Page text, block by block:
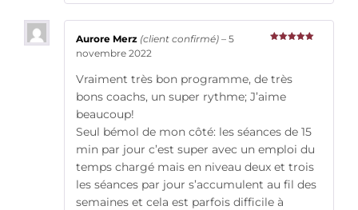
Aurore Merz (client confirmé) – 5
novembre 2022
Vraiment très bon programme, de très
bons coachs, un super rythme; J’aime
beaucoup!
Seul bémol de mon côté: les séances de 15
min par jour c’est super avec un emploi du
temps chargé mais en niveau deux et trois
les séances par jour s’accumulent au fil des
semaines et cela est parfois difficile à